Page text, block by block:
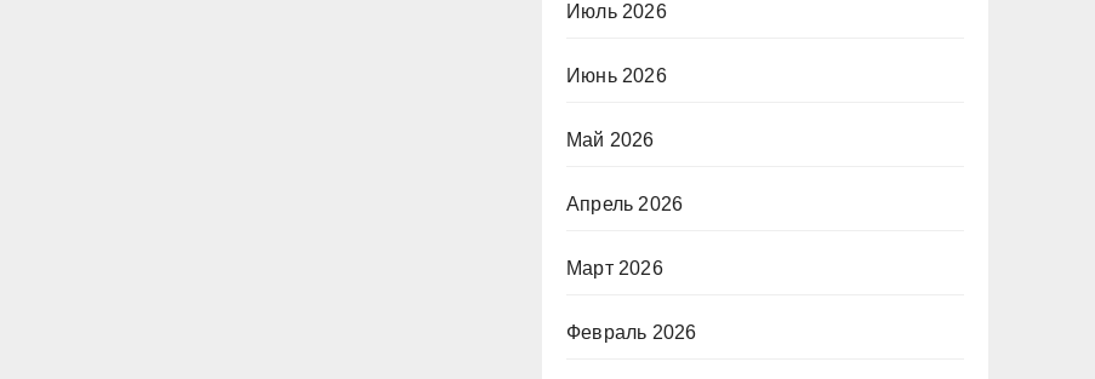
Июль 2026
Июнь 2026
Май 2026
Апрель 2026
Март 2026
Февраль 2026